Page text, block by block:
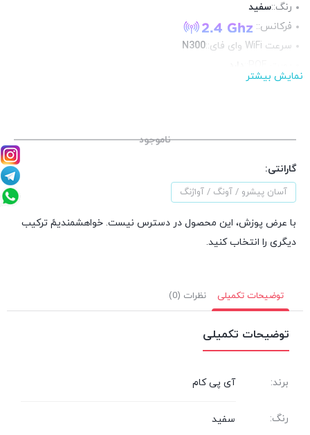
رنگ::سفید
فرکانس::
سرعت WiFi وای فای::
N300
پورت شبکه::
نمایش بیشتر
ناموجود
گارانتی:
آسان پیشرو / آونگ / آواژنگ
با عرض پوزش، این محصول در دسترس نیست. خواهشمندیمً ترکیب
دیگری را انتخاب کنید.
توضیحات تکمیلی نظرات (0)
توضیحات تکمیلی
برند: آی پی کام
رنگ: سفید